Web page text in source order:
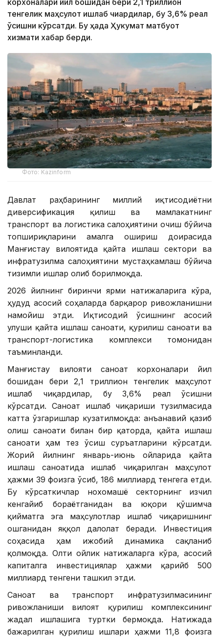
корхоналари йил бошидан бери 2,1 триллион
тенгелик маҳсулот ишлаб чиқардилар, бу 3,6% реал
ўсишни кўрсатди. Бу ҳақда Ҳукумат матбуот
хизмати хабар берди.
Фото: Kazinform
Давлат раҳбарининг миллий иқтисодиётни
диверсификация қилиш ва мамлакатнинг
транспорт ва логистика салоҳиятини очиш бўйича
топшириқларини амалга ошириш доирасида
Манғистау вилоятида қайта ишлаш сектори ва
инфратузилма салоҳиятини мустаҳкамлаш бўйича
тизимли ишлар олиб борилмоқда.
2026 йилнинг биринчи ярми натижаларига кўра,
ҳудуд асосий соҳаларда барқарор ривожланишни
намойиш этди. Иқтисодий ўсишнинг асосий
улуши қайта ишлаш саноати, қурилиш саноати ва
транспорт-логистика комплекси томонидан
таъминланди.
Манғистау вилояти саноат корхоналари йил
бошидан бери 2,1 триллион тенгелик маҳсулот
ишлаб чиқардилар, бу 3,6% реал ўсишни
кўрсатди. Саноат ишлаб чиқариши тузилмасида
катта ўзгаришлар кузатилмоқда: анъанавий қазиб
олиш саноати билан бир қаторда, қайта ишлаш
саноати ҳам тез ўсиш суръатларини кўрсатди.
Жорий йилнинг январь-июнь ойларида қайта
ишлаш саноатида ишлаб чиқарилган маҳсулот
ҳажми 39 фоизга ўсиб, 186 миллиард тенгега етди.
Бу кўрсаткичлар нохомашё секторнинг изчил
кенгайиб бораётганидан ва юқори қўшимча
қийматга эга маҳсулотлар ишлаб чиқаришнинг
ошганидан яққол далолат беради. Инвестиция
соҳасида ҳам ижобий динамика сақланиб
қолмоқда. Олти ойлик натижаларга кўра, асосий
капиталга инвестициялар ҳажми қарийб 500
миллиард тенгени ташкил этди.
Саноат ва транспорт инфратузилмасининг
ривожланиши вилоят қурилиш комплексининг
жадал ишлашига туртки бермоқда. Натижада
бажарилган қурилиш ишлари ҳажми 11,8 фоизга